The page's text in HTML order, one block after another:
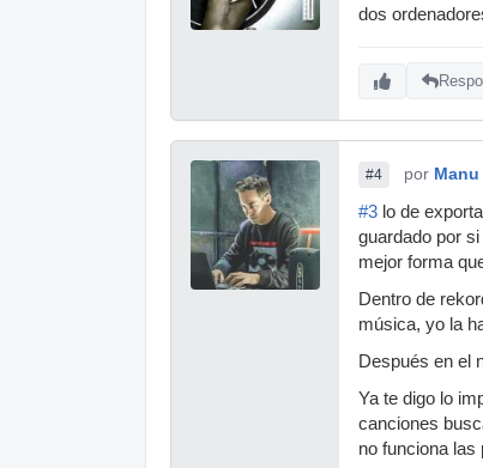
dos
#4 por
#3 lo de
guardado por
mejor forma
Dentro de
música, yo la
Después en el
Ya te digo lo
canciones
no funciona las